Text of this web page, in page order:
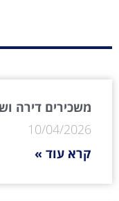
משכירים דירה
10/04/2026
קרא עוד »